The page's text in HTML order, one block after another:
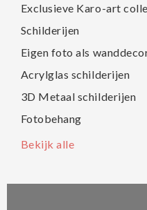
Exclusieve Karo-art
Schilderijen
Eigen foto als
Acrylglas schilderijen
3D Metaal schilderijen
Fotobehang
Bekijk alle